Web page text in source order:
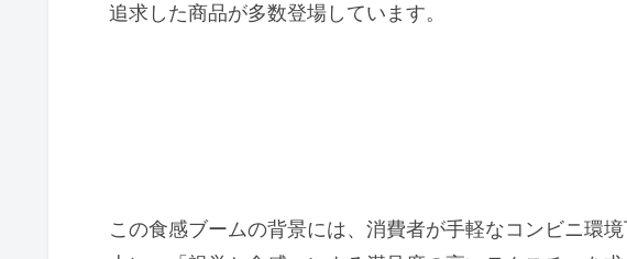
追求した商品が多数登場しています。
この食感ブームの背景には、消費者が手軽なコンビニ環